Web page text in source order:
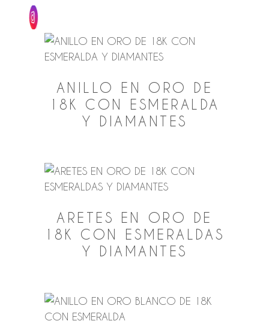
ANILLO EN ORO DE
18K CON ESMERALDA
Y DIAMANTES
ARETES EN ORO DE
18K CON ESMERALDAS
Y DIAMANTES